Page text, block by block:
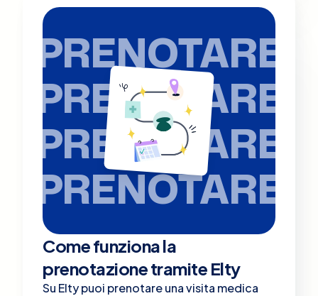
PRENOTARE
PRENOTARE
PRENOTARE
PRENOTARE
Come funziona la
prenotazione tramite Elty
Su Elty puoi prenotare una visita medica